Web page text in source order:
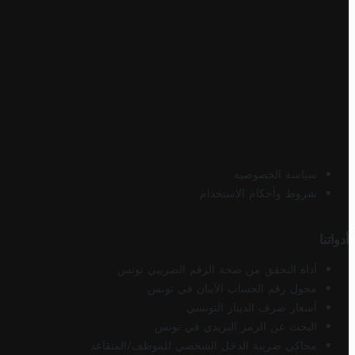
سياسة الخصوصية
شروط وأحكام الاستخدام
أدواتنا
أداة التحقق من صحة الرقم الضريبي تونس
محول رقم الحساب الآيبان في تونس
أسعار صرف الدينار التونسي
البحث عن الرمز البريدي في تونس
محاكي ضريبة الدخل الشخصي للموظف/المتقاعد